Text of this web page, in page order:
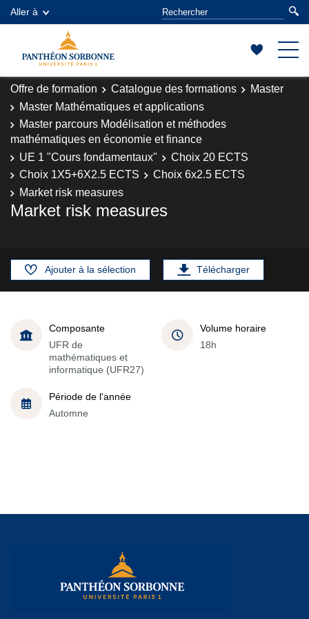
Aller à
Offre de formation Catalogue des formations
Master
Master Mathématiques et applications
Master parcours Modélisation et méthodes
mathématiques en économie et finance
UE 1 "Cours fondamentaux"
Choix 20 ECTS
Choix 1X5+6X2.5 ECTS
Choix 6x2.5 ECTS
Market risk measures
Market risk measures
Ajouter à la sélection Télécharger
Composante
UFR de
mathématiques et
informatique (UFR27)
Volume horaire
18h
Période de l'année
Automne